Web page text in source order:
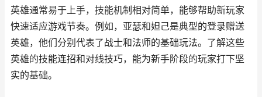
英雄通常易于上手，技能机制相对简单，能够帮助新玩家
快速适应游戏节奏。例如，亚瑟和妲己是典型的登录赠送
英雄，他们分别代表了战士和法师的基础玩法。了解这些
英雄的技能连招和对线技巧，能为新手阶段的玩家打下坚
实的基础。